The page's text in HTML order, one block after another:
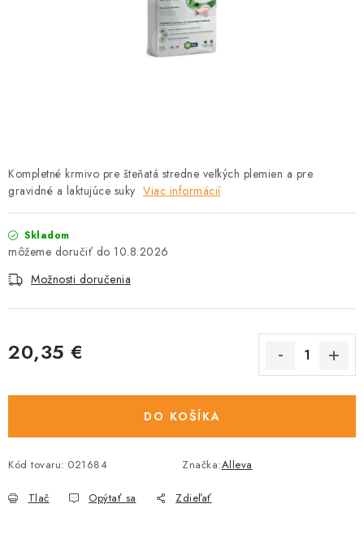
VONKAJŠIE VTÁCTVO
GELOREN KĽBOVÁ VÝŽIVA
CHOVATEĽSKÉ POTREBY
Kompletné krmivo pre šteňatá stredne veľkých plemien a pre
gravidné a laktujúce suky Viac informácií
Skladom
10.8.2026
Možnosti doručenia
20,35 €
DO KOŠÍKA
Kód tovaru: 021684 Značka:Alleva
Tlač Opýtať sa Zdieľať